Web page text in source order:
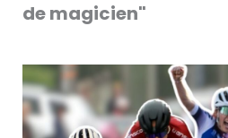
de magicien"